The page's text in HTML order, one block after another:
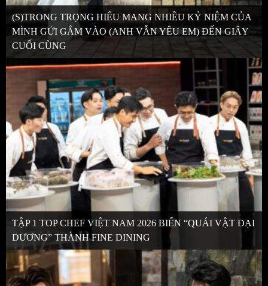
(S)TRONG TRỌNG HIẾU MANG NHIỀU KỶ NIỆM CỦA
MÌNH GỬI GẮM VÀO (ANH VẪN YÊU EM) ĐẾN GIÂY
CUỐI CÙNG
TẬP 1 TOP CHEF VIỆT NAM 2026 BIẾN “QUÁI VẬT ĐẠI
DƯƠNG” THÀNH FINE DINING